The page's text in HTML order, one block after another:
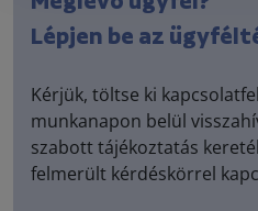
Lépjen be az
Kérjük, töltse ki
munkanapon belül
szabott tájékoztatás
felmerült kérdéskörrel